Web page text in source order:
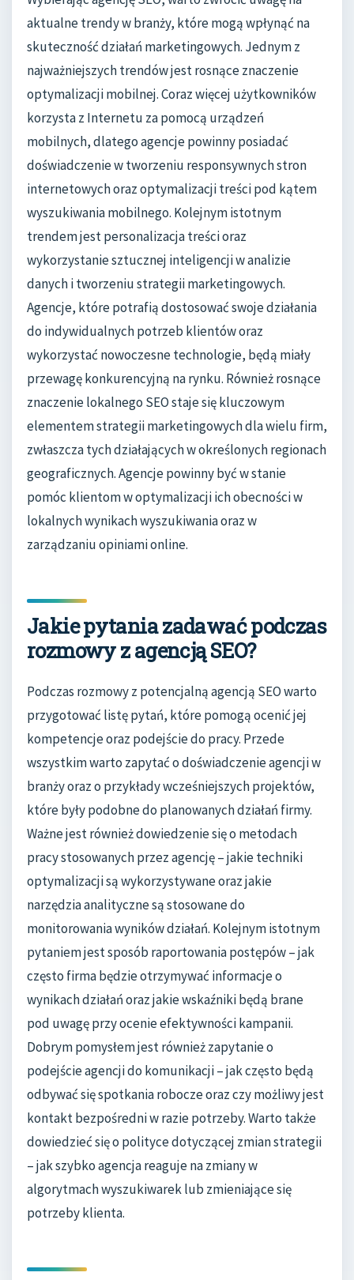
aktualne trendy w branży, które mogą wpłynąć na
skuteczność działań marketingowych. Jednym z
najważniejszych trendów jest rosnące znaczenie
optymalizacji mobilnej. Coraz więcej użytkowników
korzysta z Internetu za pomocą urządzeń
mobilnych, dlatego agencje powinny posiadać
doświadczenie w tworzeniu responsywnych stron
internetowych oraz optymalizacji treści pod kątem
wyszukiwania mobilnego. Kolejnym istotnym
trendem jest personalizacja treści oraz
wykorzystanie sztucznej inteligencji w analizie
danych i tworzeniu strategii marketingowych.
Agencje, które potrafią dostosować swoje działania
do indywidualnych potrzeb klientów oraz
wykorzystać nowoczesne technologie, będą miały
przewagę konkurencyjną na rynku. Również rosnące
znaczenie lokalnego SEO staje się kluczowym
elementem strategii marketingowych dla wielu firm,
zwłaszcza tych działających w określonych regionach
geograficznych. Agencje powinny być w stanie
pomóc klientom w optymalizacji ich obecności w
lokalnych wynikach wyszukiwania oraz w
zarządzaniu opiniami online.
Jakie pytania zadawać podczas
rozmowy z agencją SEO?
Podczas rozmowy z potencjalną agencją SEO warto
przygotować listę pytań, które pomogą ocenić jej
kompetencje oraz podejście do pracy. Przede
wszystkim warto zapytać o doświadczenie agencji w
branży oraz o przykłady wcześniejszych projektów,
które były podobne do planowanych działań firmy.
Ważne jest również dowiedzenie się o metodach
pracy stosowanych przez agencję – jakie techniki
optymalizacji są wykorzystywane oraz jakie
narzędzia analityczne są stosowane do
monitorowania wyników działań. Kolejnym istotnym
pytaniem jest sposób raportowania postępów – jak
często firma będzie otrzymywać informacje o
wynikach działań oraz jakie wskaźniki będą brane
pod uwagę przy ocenie efektywności kampanii.
Dobrym pomysłem jest również zapytanie o
podejście agencji do komunikacji – jak często będą
odbywać się spotkania robocze oraz czy możliwy jest
kontakt bezpośredni w razie potrzeby. Warto także
dowiedzieć się o polityce dotyczącej zmian strategii
– jak szybko agencja reaguje na zmiany w
algorytmach wyszukiwarek lub zmieniające się
potrzeby klienta.